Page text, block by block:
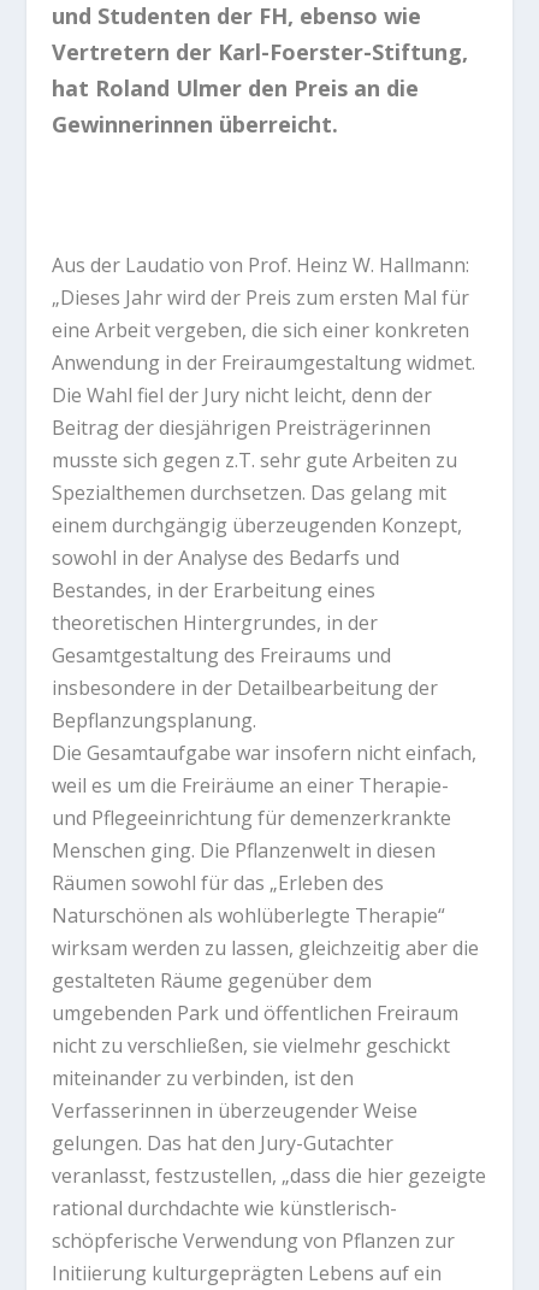
und Studenten der FH, ebenso wie
Vertretern der Karl-Foerster-Stiftung,
hat Roland Ulmer den Preis an die
Gewinnerinnen überreicht.
Aus der Laudatio von Prof. Heinz W. Hallmann:
„Dieses Jahr wird der Preis zum ersten Mal für
eine Arbeit vergeben, die sich einer konkreten
Anwendung in der Freiraumgestaltung widmet.
Die Wahl fiel der Jury nicht leicht, denn der
Beitrag der diesjährigen Preisträgerinnen
musste sich gegen z.T. sehr gute Arbeiten zu
Spezialthemen durchsetzen. Das gelang mit
einem durchgängig überzeugenden Konzept,
sowohl in der Analyse des Bedarfs und
Bestandes, in der Erarbeitung eines
theoretischen Hintergrundes, in der
Gesamtgestaltung des Freiraums und
insbesondere in der Detailbearbeitung der
Bepflanzungsplanung.
Die Gesamtaufgabe war insofern nicht einfach,
weil es um die Freiräume an einer Therapie-
und Pflegeeinrichtung für demenzerkrankte
Menschen ging. Die Pflanzenwelt in diesen
Räumen sowohl für das „Erleben des
Naturschönen als wohlüberlegte Therapie“
wirksam werden zu lassen, gleichzeitig aber die
gestalteten Räume gegenüber dem
umgebenden Park und öffentlichen Freiraum
nicht zu verschließen, sie vielmehr geschickt
miteinander zu verbinden, ist den
Verfasserinnen in überzeugender Weise
gelungen. Das hat den Jury-Gutachter
veranlasst, festzustellen, „dass die hier gezeigte
rational durchdachte wie künstlerisch-
schöpferische Verwendung von Pflanzen zur
Initiierung kulturgeprägten Lebens auf ein